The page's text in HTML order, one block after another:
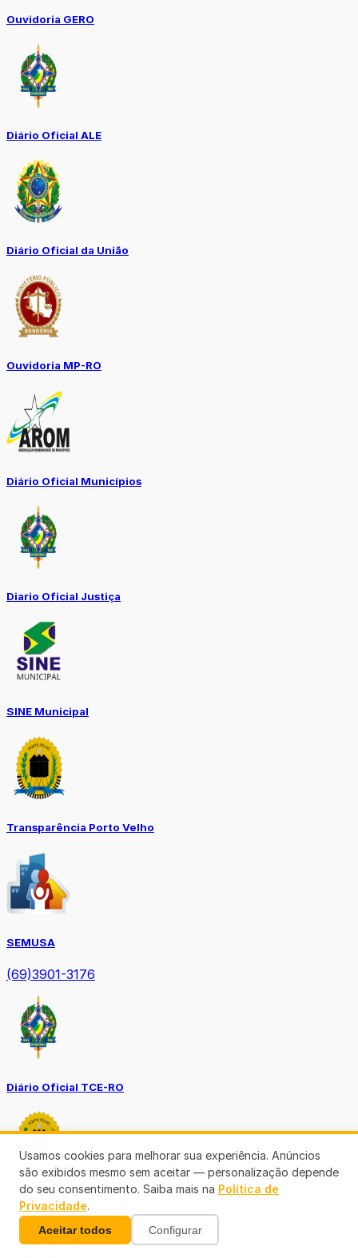
Ouvidoria GERO
Diário Oficial ALE
Diário Oficial da União
Ouvidoria MP-RO
Diário Oficial Municípios
Diario Oficial Justiça
SINE Municipal
Transparência Porto Velho
SEMUSA
(69)3901-3176
Diário Oficial TCE-RO
Diário Prefeitura de Porto Velho
Usamos cookies para melhorar sua experiência. Anúncios
são exibidos mesmo sem aceitar — personalização depende
do seu consentimento. Saiba mais na Política de
Privacidade.
Aceitar todos Configurar